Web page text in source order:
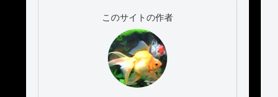
このサイトの作者